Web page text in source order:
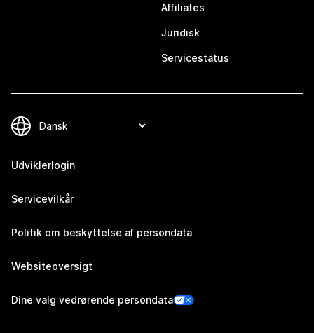
Affiliates
Juridisk
Servicestatus
Udviklerlogin
Servicevilkår
Politik om beskyttelse af persondata
Websiteoversigt
Dine valg vedrørende persondata